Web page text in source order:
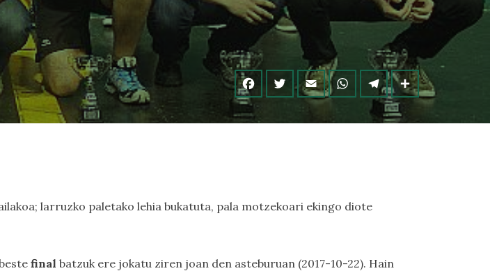
larruzko paletako lehia bukatuta, pala motzekoari ekingo diote
final batzuk ere jokatu ziren joan den asteburuan (2017-10-22). Hain